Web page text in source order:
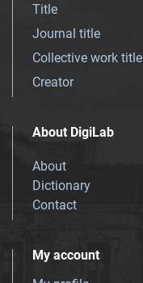
Title
Journal title
Collective work title
Creator
About DigiLab
About
Dictionary
Contact
My account